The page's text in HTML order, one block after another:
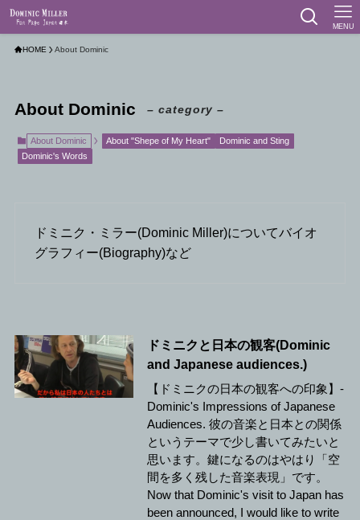
MENU
HOME About Dominic
About Dominic – category –
About Dominic About "Shepe of My Heart"
Dominic and Sting
Dominic's Words
ドミニク・ミラー(Dominic Miller)についてバイオ
グラフィー(Biography)など
ドミニクと日本の観客(Dominic
and Japanese audiences.)
【ドミニクの日本の観客への印象】-
Dominic's Impressions of Japanese
Audiences. 彼の音楽と日本との関係
というテーマで少し書いてみたいと
思います。鍵になるのはやはり「空
間を多く残した音楽表現」です。
Now that Dominic's visit to Japan has
been announced, I would like to write